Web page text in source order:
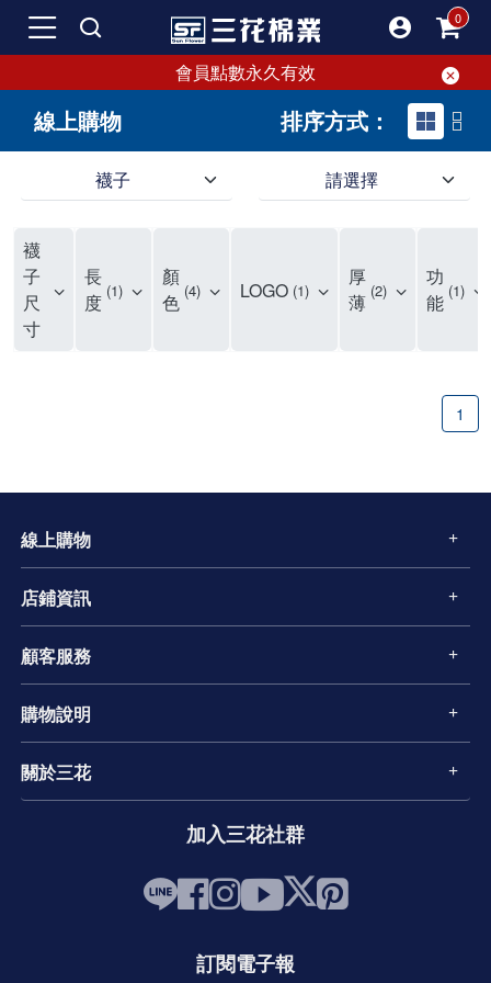
會員點數永久有效
線上購物 排序方式：
襪子 請選擇
現在就來三花購買深受許多潮流女孩喜愛的襪子吧！好穿舒適、不咬腳、不滑脫，短襪不用再拉。各種鞋款都有適合搭配的襪子，不怕穿搭有問題。運動、休閒用短襪全都有！
如何挑選高品質的短襪？注重品質的三花短襪，特選高級優質棉料，保持雙腳透氣不悶熱。襪子具有良好的透氣性，自然讓腳不悶臭，讓您每天穿得健康、舒適。好襪子陪你走更遠！
品質優零負擔，全家人都適合的好襪子在三花!長輩、久坐辦公室最適合無鬆緊帶襪子、運動跑步打球雙層毛巾底短襪保護最有力，日常休閒短襪穿搭簡易最省時。耐洗耐穿超省錢!
三花襪子嚴選優質棉料，吸汗透氣、乾爽舒適，不易滑動。作為日常必備的襪子，其符合人體工學與時尚設計，令人穿上即感舒適。三花50年來專注改良，以精湛工藝打造超乎想像的舒適體驗。追求美感與實用兼備的您，絕對不能錯過三花襪子，即刻入手，體驗潮流與舒適的完美結合。
"最近一批襪子都相繼損壞，所以又到了採購新襪子的時間了！剛好又是換季，可以買適合當季的襪子，增添一些生活的小確幸。我通常一次會買6-8雙襪子，然後整批襪子幾乎會在差不多的時間陣亡，再換下一批。這種一年大概買兩次的習慣，讓6-8雙短襪輪流穿半年，不會太浪費，也避免穿著鬆垮的襪子很糗。 每次換襪子時，我都會嘗試一個新品牌來試試看。這次我選了已有50多年歷史的老牌子——三花。可能有人會問，三花襪子這麼有名，為何現在才選？其實我一直知道這品牌，但過去對他們家的產品印象是主要賣給男生的中筒襪，因此未曾購買。最近在捷運和網站上頻繁看到三花的廣告，便上網探究了一下。驚喜發現，他們家竟然也推出了很多適合女生穿的短襪，而且款式很漂亮，不再僅僅針對中年男性。 這次我訂了8雙襪子，總共500元，一雙平均只要62元（短襪價格依官網為主），真的很划算。而且，他們的物流速度超快，官網下單後隔天襪子就到貨了，這點我特別喜歡。收到襪子後，我還特地將它們一字排開，場面也蠻壯觀的。我訂了素色短襪、條紋短襪和撞色運動短襪，還為我老公買了一雙紳士襪。為了迎接夏天的到來，也幫他準備些薄襪子，畢竟穿皮鞋搭配厚重的運動襪真的不太合適。 這次的嘗試中，最讓我驚艷的是運動短襪。雙層毛巾底的設計，一開始以為會太厚，但實際穿上後發現這款襪子的吸震效果不輸其他運動品牌，吸濕性也非常強。我特意用水滴試驗，結果也很滿意。運動短襪的關鍵就是吸汗和吸震，這樣能讓整個運動過程不黏膩，並有效減少腳與鞋子的摩擦，避免脫跟的情況發生，增添了運動的舒適感。 此外，對於孩子來說，這款運動短襪的耐用性也讓我很滿意。其他品牌的襪子大概只能撐2個月，但看來這次的三花短襪應該能撐3個月以上，使用壽命更長，是一位媽媽的好幫手，既省錢又減少購買頻率。 至於我老公，最初覺得穿薄襪搭配皮鞋不太舒服，但後來漸漸習慣並喜歡上薄襪的輕盈感。畢竟太厚的襪子會改變皮鞋的形狀。三花的無鬆緊帶設計對久坐辦公的他來說，解決了腿部血液循環不良的問題，減少了勒痕，襪子脫下後也不再長時間地感到不適，這讓我們都很滿意。 總體來說，這次三花短襪的體驗還算不錯，無脫跟問題，且吸震和吸汗效果顯著。老公和孩子的襪子選擇也都很成功。未來我會再觀察這些襪子的耐用性，再決定是否回購。當下來看，三花是個值得推薦的品牌。
襪
子
尺
寸
長
度 1
顏
色 4 LOGO 1
厚
薄 2
功
能 1
1
線上購物
店鋪資訊
顧客服務
購物說明
關於三花
加入三花社群
訂閱電子報